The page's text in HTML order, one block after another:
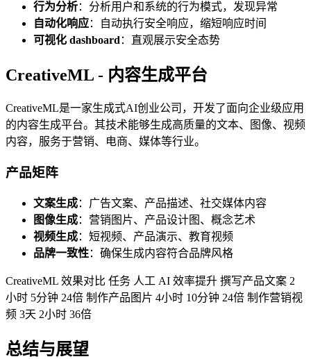
行为分析：分析用户和系统的行为模式，发现异常
自动化响应：自动执行安全响应，缩短响应时间
可视化 dashboard ：直观展示安全态势
CreativeML - 内容生成平台
CreativeML是一家生成式AI创业公司，开发了面向企业级应用
的内容生成平台。其技术能够生成高质量的文本、图像、视频
内容，服务于营销、电商、媒体等行业。
产品矩阵
文案生成：广告文案、产品描述、社交媒体内容
图像生成：营销图片、产品设计图、概念艺术
视频生成：短视频、产品演示、教育视频
品牌一致性：确保生成内容符合品牌风格
CreativeML 效果对比 任务 人工 AI 效率提升 撰写产品文案 2
小时 5分钟 24倍 制作产品图片 4小时 10分钟 24倍 制作营销视
频 3天 2小时 36倍
总结与展望